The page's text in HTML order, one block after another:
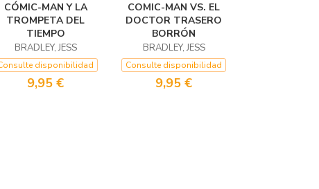
CÓMIC-MAN Y LA
TROMPETA DEL
TIEMPO
BRADLEY, JESS
disponibilidad
9,95 €
COMIC-MAN VS. EL
DOCTOR TRASERO
BORRÓN
BRADLEY, JESS
Consulte disponibilidad
9,95 €